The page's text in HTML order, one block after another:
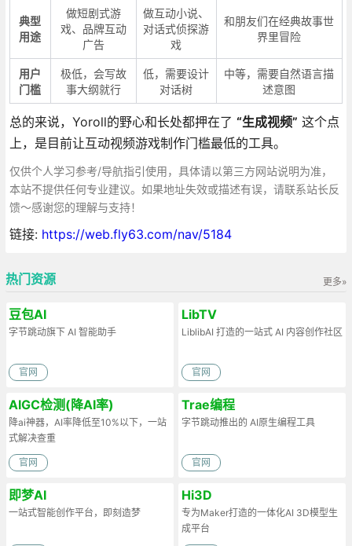
典型
用途
做短剧式游
戏、品牌互动
广告
做互动小说、
对话式侦探游
戏
和朋友们在经典故事世
界里冒险
用户
门槛
极低，会写故
事大纲就行
低，需要设计
对话树
中等，需要自然语言描
述意图
总的来说，Yoroll的野心和长处都押在了 “生成视频” 这个点
上，是目前让互动视频游戏制作门槛最低的工具。
仅供个人学习参考/导航指引使用，具体请以第三方网站说明为准，
本站不提供任何专业建议。如果地址失效或描述有误，请联系站长反
馈～感谢您的理解与支持！
链接: https://web.fly63.com/nav/5184
更多»
热门资源
豆包AI
字节跳动旗下 AI 智能助手
官网
LibTV
LiblibAI 打造的一站式 AI 内容创作社区
官网
AIGC检测(降AI率)
降ai神器，AI率降低至10%以下，一站
式解决查重
官网
Trae编程
字节跳动推出的 AI原生编程工具
官网
即梦AI
一站式智能创作平台，即刻造梦
Hi3D
专为Maker打造的一体化AI 3D模型生
成平台